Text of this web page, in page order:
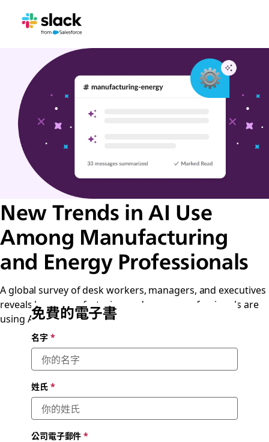
New Trends in AI Use
Among Manufacturing
and Energy Professionals
A global survey of desk workers, managers, and executives
reveals how manufacturing and energy professionals are
using AI.免費的電子書
名字*
姓氏*
公司電子郵件 *